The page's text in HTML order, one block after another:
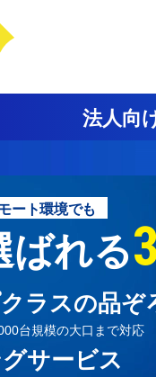
法人向
ート環境でも
ばれる
ラスの品ぞ
台規模の大口まで対応
サービス